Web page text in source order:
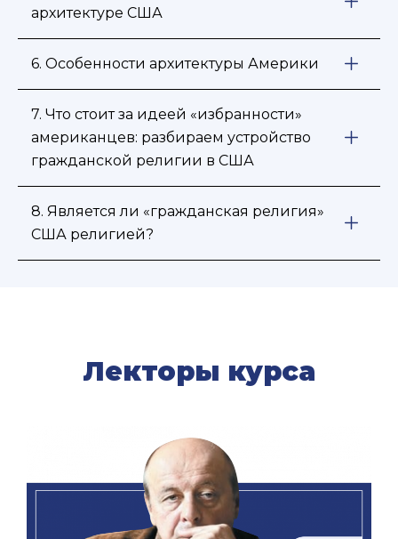
архитектуре США
6. Особенности архитектуры Америки
7. Что стоит за идеей «избранности»
американцев: разбираем устройство
гражданской религии в США
8. Является ли «гражданская религия»
США религией?
Лекторы курса